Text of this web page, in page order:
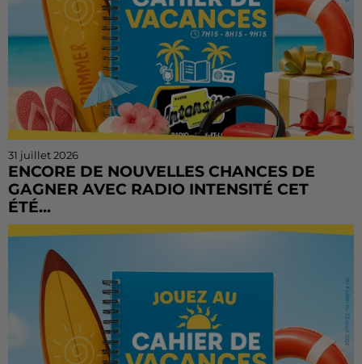
31 juillet 2026
ENCORE DE NOUVELLES CHANCES DE
GAGNER AVEC RADIO INTENSITÉ CET
ÉTÉ...
Vous n'avez pas encore tenté votre chance ? Ou vous
Vacances continue sur Radio Intensité ! Chaque
matin, de...